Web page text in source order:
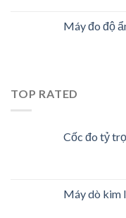
Máy đo độ
TOP RATED
Cốc đo tỷ
Máy dò kim